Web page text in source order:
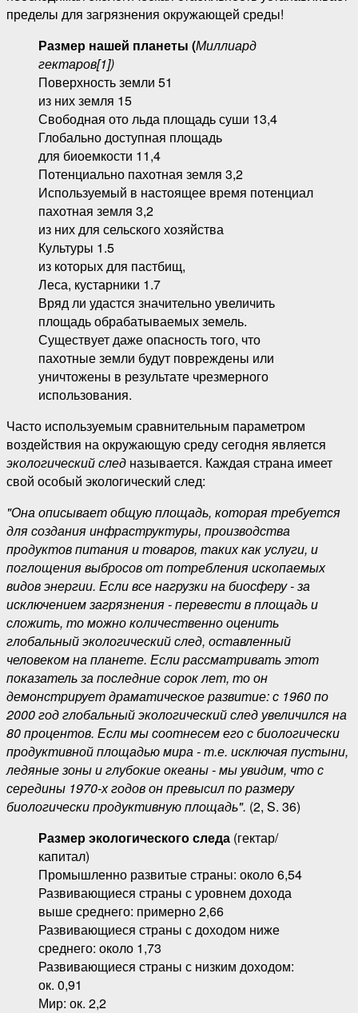
пределы для загрязнения окружающей среды!
Размер нашей планеты (Миллиард
гектаров[1])
Поверхность земли 51
из них земля 15
Свободная ото льда площадь суши 13,4
Глобально доступная площадь
для биоемкости 11,4
Потенциально пахотная земля 3,2
Используемый в настоящее время потенциал
пахотная земля 3,2
из них для сельского хозяйства
Культуры 1.5
из которых для пастбищ,
Леса, кустарники 1.7
Вряд ли удастся значительно увеличить
площадь обрабатываемых земель.
Существует даже опасность того, что
пахотные земли будут повреждены или
уничтожены в результате чрезмерного
использования.
Часто используемым сравнительным параметром
воздействия на окружающую среду сегодня является
экологический след называется. Каждая страна имеет
свой особый экологический след:
"Она описывает общую площадь, которая требуется
для создания инфраструктуры, производства
продуктов питания и товаров, таких как услуги, и
поглощения выбросов от потребления ископаемых
видов энергии. Если все нагрузки на биосферу - за
исключением загрязнения - перевести в площадь и
сложить, то можно количественно оценить
глобальный экологический след, оставленный
человеком на планете. Если рассматривать этот
показатель за последние сорок лет, то он
демонстрирует драматическое развитие: с 1960 по
2000 год глобальный экологический след увеличился на
80 процентов. Если мы соотнесем его с биологически
продуктивной площадью мира - т.е. исключая пустыни,
ледяные зоны и глубокие океаны - мы увидим, что с
середины 1970-х годов он превысил по размеру
биологически продуктивную площадь". (2, S. 36)
Размер экологического следа (гектар/
капитал)
Промышленно развитые страны: около 6,54
Развивающиеся страны с уровнем дохода
выше среднего: примерно 2,66
Развивающиеся страны с доходом ниже
среднего: около 1,73
Развивающиеся страны с низким доходом:
ок. 0,91
Мир: ок. 2,2